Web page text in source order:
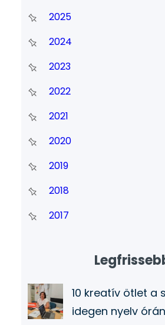
2025
2024
2023
2022
2021
2020
2019
2018
2017
10 kreatív ötlet a
idegen nyelv órán